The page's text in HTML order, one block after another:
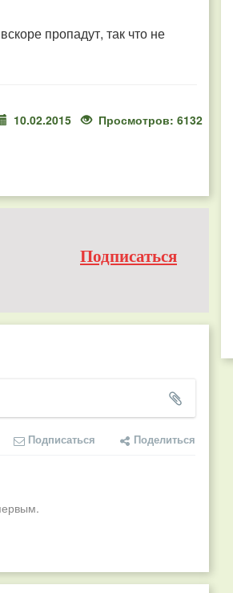
пропадут, так что не
10.02.2015 Просмотров: 6132
Подписаться
Подписаться Поделиться